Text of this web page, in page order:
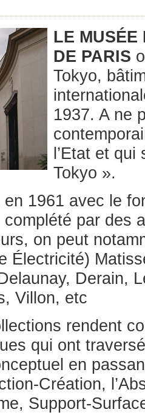
LE MUSÉE
DE PARIS
Tokyo,
1937. A ne
l’Etat et
Tokyo ».
en 1961 avec le
complété par des
on peut
Électricité)
Derain,
Villon, etc
rendent
qui ont
en
Création,
Support-